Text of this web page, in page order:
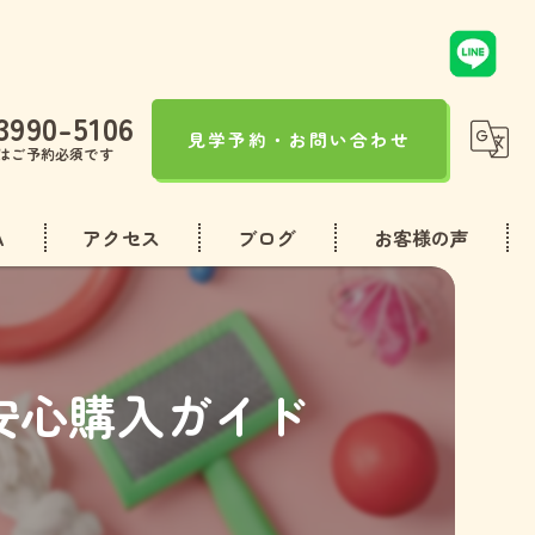
5106
ご予約必須です
見学予約・お問い合わせ
アクセス ブログ
コラム
お客様の声
心購入ガイド